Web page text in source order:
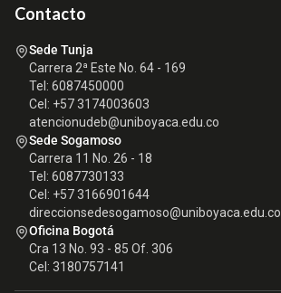
Contacto
Sede Tunja
Carrera 2ª Este No. 64 - 169
Tel: 6087450000
Cel: +57 3174003603
atencionudeb@uniboyaca.edu.co
Sede Sogamoso
Carrera 11 No. 26 - 18
Tel: 6087730133
Cel: +57 3166901644
direccionsedesogamoso@uniboyaca.edu.co
Oficina Bogotá
Cra 13 No. 93 - 85 Of. 306
Cel: 3180757141